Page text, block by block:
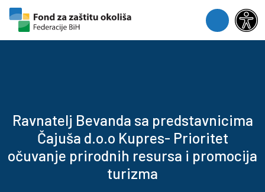
Skip to content
Skip to footer
Menu
Ravnatelj Bevanda sa predstavnicima
Čajuša d.o.o Kupres- Prioritet
očuvanje prirodnih resursa i promocija
turizma